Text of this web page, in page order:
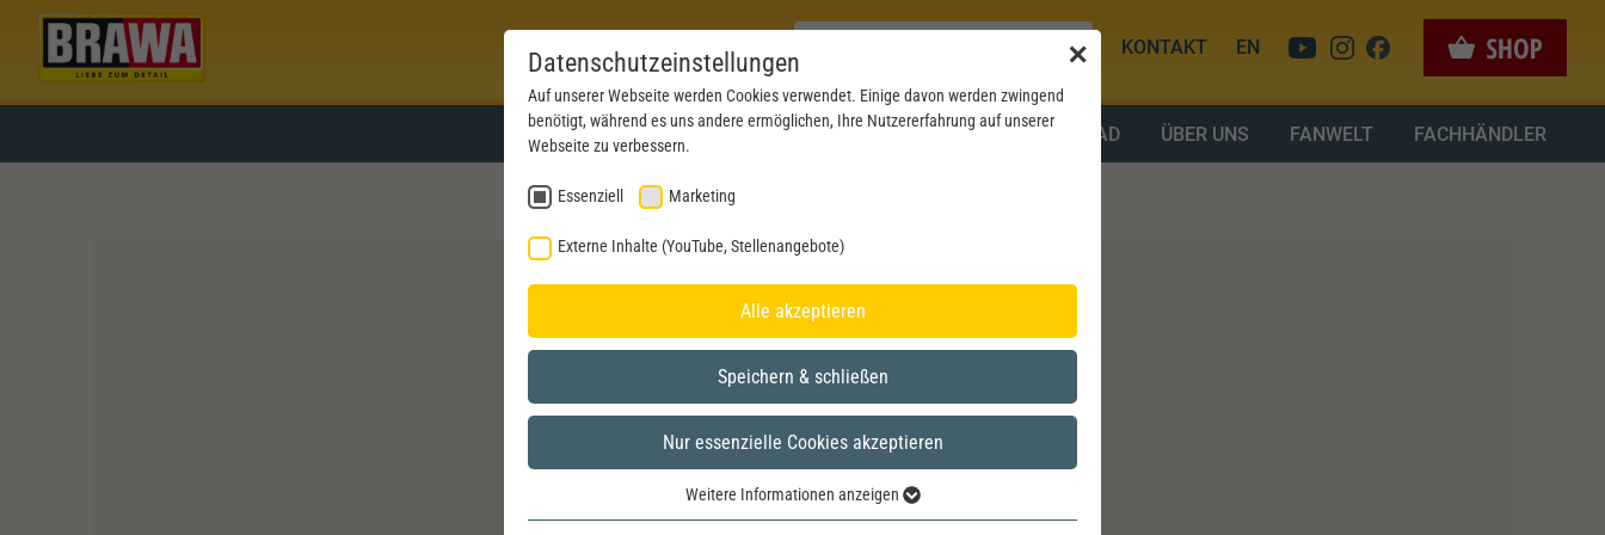
KONTAKT EN
PRODUKTE AKTUELLES SERVICE DOWNLOAD ÜBER UNS FANWELT FACHHÄNDLER
✕
Datenschutzeinstellungen
Auf unserer Webseite werden Cookies verwendet. Einige davon werden zwingend
benötigt, während es uns andere ermöglichen, Ihre Nutzererfahrung auf unserer
Webseite zu verbessern.
Essenziell Marketing
Externe Inhalte (YouTube, Stellenangebote)
Alle akzeptieren
Speichern & schließen
Nur essenzielle Cookies akzeptieren
Weitere Informationen anzeigen